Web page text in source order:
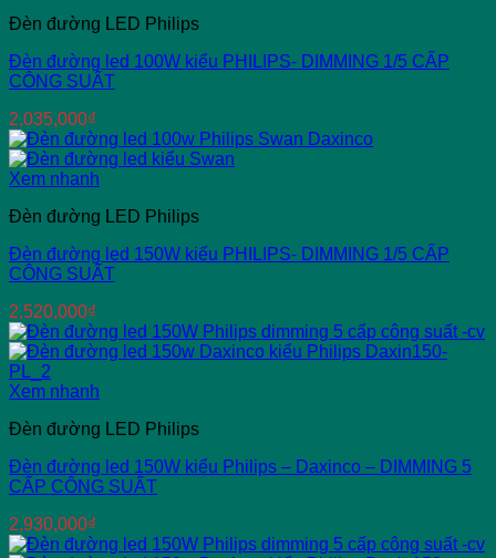
Đèn đường LED Philips
Đèn đường led 100W kiểu PHILIPS- DIMMING 1/5 CẤP
CÔNG SUẤT
2,035,000₫
Xem nhanh
Đèn đường LED Philips
Đèn đường led 150W kiểu PHILIPS- DIMMING 1/5 CẤP
CÔNG SUẤT
2,520,000₫
Xem nhanh
Đèn đường LED Philips
Đèn đường led 150W kiểu Philips – Daxinco – DIMMING 5
CẤP CÔNG SUẤT
2,930,000₫